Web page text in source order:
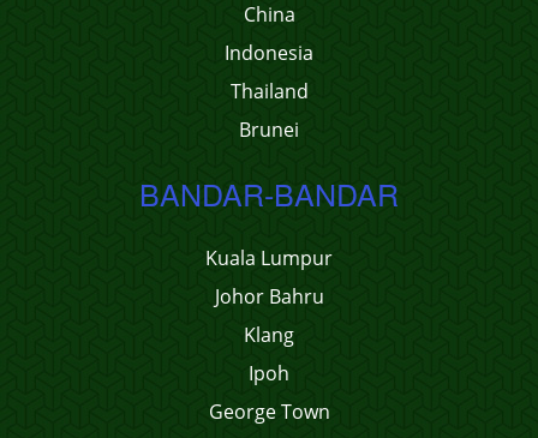
China
Indonesia
Thailand
Brunei
BANDAR-BANDAR
Kuala Lumpur
Johor Bahru
Klang
Ipoh
George Town